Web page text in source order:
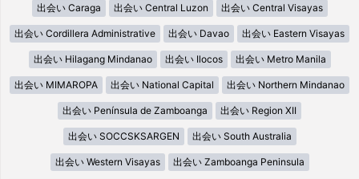
出会い Caraga 出会い Central Luzon 出会い Central Visayas
出会い Cordillera Administrative 出会い Davao 出会い Eastern Visayas
出会い Hilagang Mindanao 出会い Ilocos 出会い Metro Manila
出会い MIMAROPA 出会い National Capital 出会い Northern Mindanao
出会い Península de Zamboanga 出会い Region XII
出会い SOCCSKSARGEN 出会い South Australia
出会い Western Visayas 出会い Zamboanga Peninsula